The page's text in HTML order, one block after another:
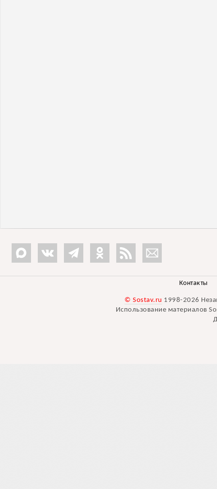
Контакты
© Sostav.ru 1998-2026
Использование материалов